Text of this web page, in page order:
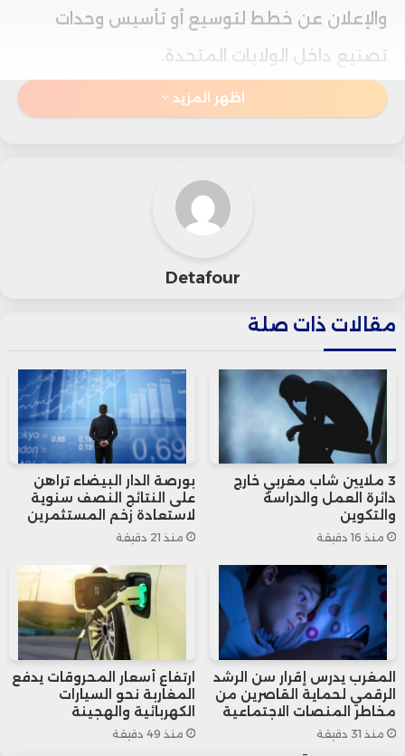
والإعلان عن خطط لتوسيع أو تأسيس وحدات
تصنيع داخل الولايات المتحدة.
يهدف هذا التوجه إلى تقليل تكاليف التصدير إلى
حيث تبيع”، بما يضمن تلبية الطلب المحلي
وتركزت الاستثمارات الجديدة بشكل خاص في
قطاعات الأدوية، السيارات، التكنولوجيا،
واستجابة أسرع للتغيرات السوقية.
وتبرز هذه التحركات الاستراتيجية تنوع الخيارات التي
تعتمدها الشركات العالمية: فبينما يسعى
البعض إلى نقل الإنتاج إلى دول منخفضة
التكلفة لتفادي الرسوم الجمركية، يفضل آخرون
الاستثمار داخل الولايات المتحدة لتأمين الإنتاج
ضد تقلبات السياسات التجارية، وضمان الوصول
المباشر إلى قاعدة المستهلكين الأمريكية، مما
يعزز استقرار العمليات ويقلل المخاطر طويلة
اظهر المزيد
Detafour
مقالات ذات صلة
3 ملايين شاب مغربي خارج
دائرة العمل والدراسة
والتكوين
منذ 16 دقيقة
بورصة الدار البيضاء تراهن
على النتائج النصف سنوية
لاستعادة زخم المستثمرين
منذ 21 دقيقة
المغرب يدرس إقرار سن الرشد
الرقمي لحماية القاصرين من
مخاطر المنصات الاجتماعية
منذ 31 دقيقة
ارتفاع أسعار المحروقات يدفع
المغاربة نحو السيارات
الكهربائية والهجينة
منذ 49 دقيقة